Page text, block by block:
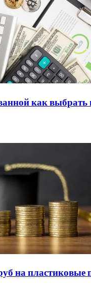
как выбрать
на пластиковые